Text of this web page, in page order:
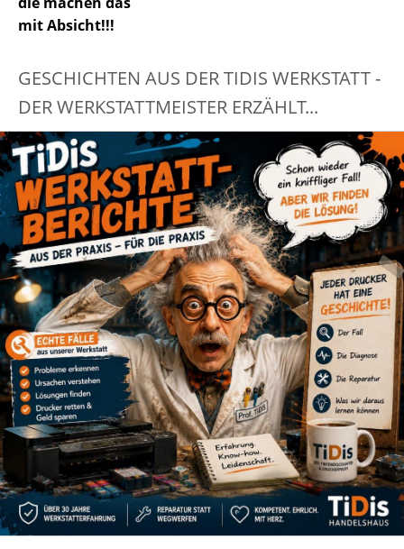
mit Absicht!!!
GESCHICHTEN AUS DER TIDIS WERKSTATT -
DER WERKSTATTMEISTER ERZÄHLT...